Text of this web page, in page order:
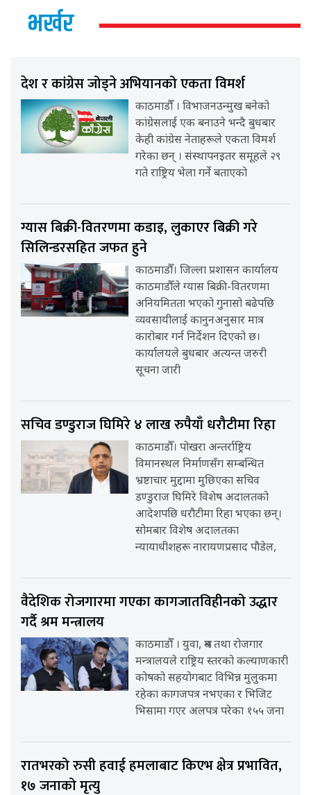
भर्खर
देश र कांग्रेस जोड्ने अभियानको एकता विमर्श
काठमाडौँ । विभाजनउन्मुख बनेको
कांग्रेसलाई एक बनाउने भन्दै बुधबार
केही कांग्रेस नेताहरूले एकता विमर्श
गरेका छन् । संस्थापनइतर समूहले २९
गते राष्ट्रिय भेला गर्ने बताएको
ग्यास बिक्री-वितरणमा कडाइ, लुकाएर बिक्री गरे
सिलिन्डरसहित जफत हुने
काठमाडौँ। जिल्ला प्रशासन कार्यालय
काठमाडौँले ग्यास बिक्री-वितरणमा
अनियमितता भएको गुनासो बढेपछि
व्यवसायीलाई कानुनअनुसार मात्र
कारोबार गर्न निर्देशन दिएको छ।
कार्यालयले बुधबार अत्यन्त जरुरी
सूचना जारी
सचिव डण्डुराज घिमिरे ४ लाख रुपैयाँ धरौटीमा रिहा
काठमाडौँ। पोखरा अन्तर्राष्ट्रिय
विमानस्थल निर्माणसँग सम्बन्धित
भ्रष्टाचार मुद्दामा मुछिएका सचिव
डण्डुराज घिमिरे विशेष अदालतको
आदेशपछि धरौटीमा रिहा भएका छन्।
सोमबार विशेष अदालतका
न्यायाधीशहरू नारायणप्रसाद पौडेल,
वैदेशिक रोजगारमा गएका कागजातविहीनको उद्धार
गर्दै श्रम मन्त्रालय
काठमाडौँ । युवा, श्रम तथा रोजगार
मन्त्रालयले राष्ट्रिय स्तरको कल्याणकारी
कोषको सहयोगबाट विभिन्न मुलुकमा
रहेका कागजपत्र नभएका र भिजिट
भिसामा गएर अलपत्र परेका १५५ जना
रातभरको रुसी हवाई हमलाबाट किएभ क्षेत्र प्रभावित,
१७ जनाको मृत्यु